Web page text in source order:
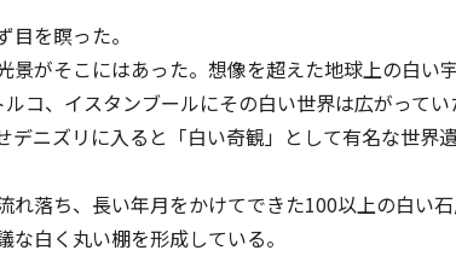
を瞑った。
がそこにはあった。想像を超えた地球上の白い宇
コ、イスタンブールにその白い世界は広がってい
デニズリに入ると「白い奇観」として有名な世界
れ落ち、⻑い年⽉をかけてできた100以上の白い
白く丸い棚を形成している。